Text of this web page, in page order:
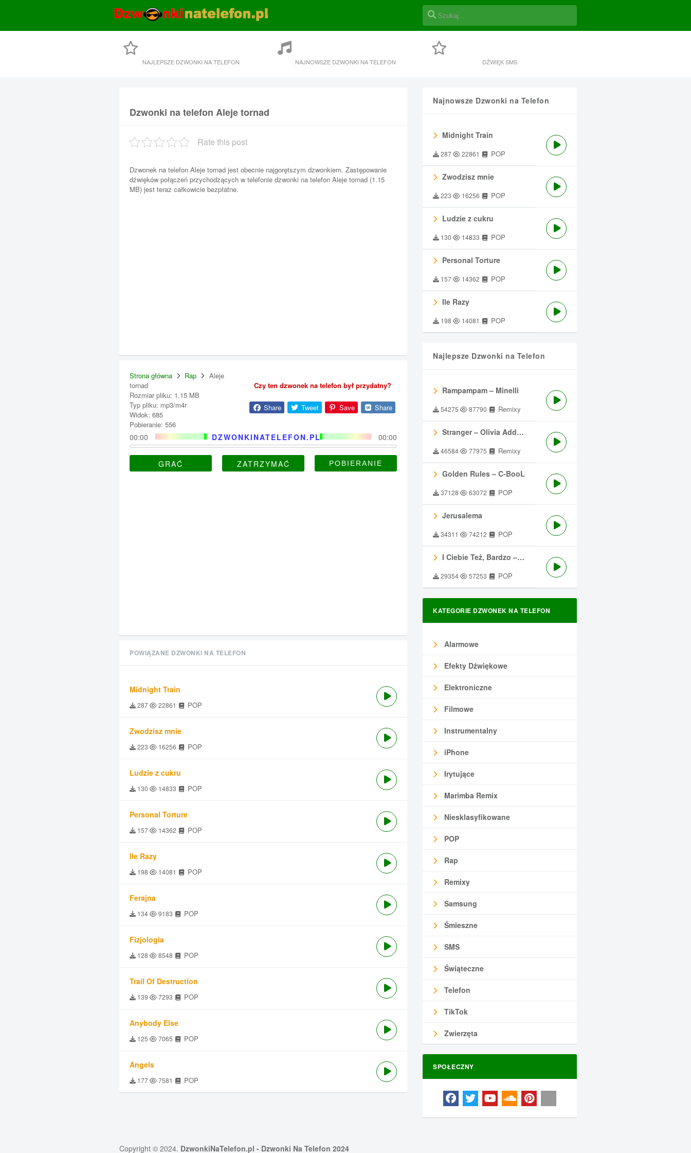
NAJLEPSZE DZWONKI NA TELEFON NAJNOWSZE DZWONKI NA TELEFON DŹWIĘK SMS
Dzwonki na telefon Aleje tornad
Rate this post
Dzwonek na telefon Aleje tornad jest obecnie najgorętszym dzwonkiem. Zastępowanie
dźwięków połączeń przychodzących w telefonie dzwonki na telefon Aleje tornad (1.15
MB) jest teraz całkowicie bezpłatne.
Strona główna Rap
Aleje
tornad
Rozmiar pliku: 1.15 MB
Typ pliku: mp3/m4r
Widok: 685
Pobieranie: 556
Czy ten dzwonek na telefon był przydatny?
Share Tweet Save Share
DZWONKINATELEFON.PL
00:00 00:00
GRAĆ ZATRZYMAĆ
Najnowsze Dzwonki na Telefon
Midnight Train
287 22861 POP
Zwodzisz mnie
223 16256 POP
Ludzie z cukru
130 14833 POP
Personal Torture
157 14362 POP
Ile Razy
198 14081 POP
Najlepsze Dzwonki na Telefon
Rampampam – Minelli
54275 87790 Remixy
Stranger – Olivia Addams
46584 77975 Remixy
Golden Rules – C-BooL
37128 63072 POP
Jerusalema
34311 74212 POP
I Ciebie Też, Bardzo – Męskie Granie
29354 57253 POP
KATEGORIE DZWONEK NA TELEFON
Alarmowe
Efekty Dźwiękowe
Elektroniczne
Filmowe
Instrumentalny
iPhone
Irytujące
Marimba Remix
Niesklasyfikowane
POP
Rap
Remixy
Samsung
Śmieszne
SMS
Świąteczne
Telefon
TikTok
Zwierzęta
SPOŁECZNY
POWIĄZANE DZWONKI NA TELEFON
Midnight Train
287 22861 POP
Zwodzisz mnie
223 16256 POP
Ludzie z cukru
130 14833 POP
Personal Torture
157 14362 POP
Ile Razy
198 14081 POP
Ferajna
134 9183 POP
Fizjologia
128 8548 POP
Trail Of Destruction
139 7293 POP
Anybody Else
125 7065 POP
Angels
177 7581 POP
Copyright © 2024. DzwonkiNaTelefon.pl - Dzwonki Na Telefon 2024